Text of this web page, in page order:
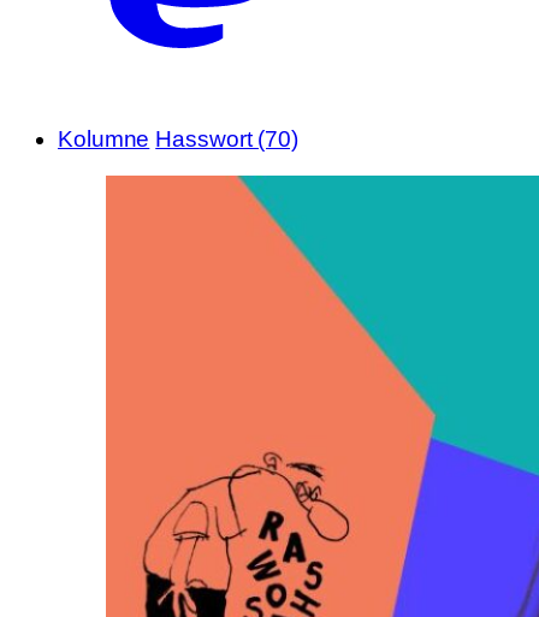
Kolumne Hasswort (70)